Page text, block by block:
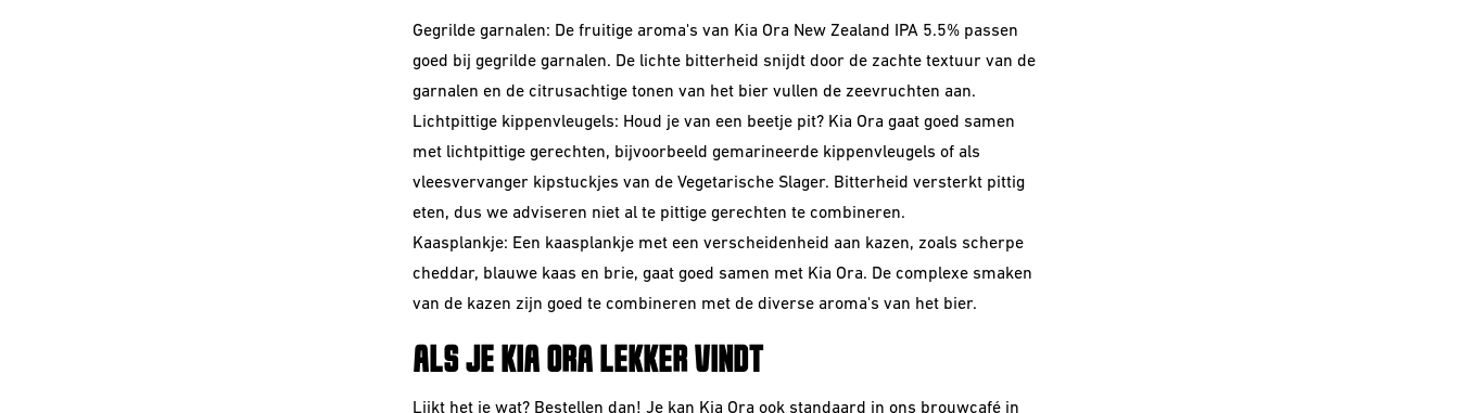
Gegrilde garnalen: De fruitige aroma's van Kia Ora New Zealand IPA 5.5% passen
goed bij gegrilde garnalen. De lichte bitterheid snijdt door de zachte textuur van de
garnalen en de citrusachtige tonen van het bier vullen de zeevruchten aan.
Lichtpittige kippenvleugels: Houd je van een beetje pit? Kia Ora gaat goed samen
met lichtpittige gerechten, bijvoorbeeld gemarineerde kippenvleugels of als
vleesvervanger kipstuckjes van de Vegetarische Slager. Bitterheid versterkt pittig
eten, dus we adviseren niet al te pittige gerechten te combineren.
Kaasplankje: Een kaasplankje met een verscheidenheid aan kazen, zoals scherpe
cheddar, blauwe kaas en brie, gaat goed samen met Kia Ora. De complexe smaken
van de kazen zijn goed te combineren met de diverse aroma's van het bier.
ALS JE KIA ORA LEKKER VINDT
Lijkt het je wat? Bestellen dan! Je kan Kia Ora ook standaard in ons brouwcaféin